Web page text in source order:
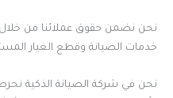
نحن نضمن حقوق عملائنا من
خدمات الصيانة وقطع الغيار
نحن في شركة الصيانة الذكية